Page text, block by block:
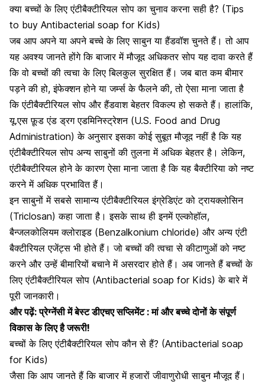
क्या बच्चों के लिए एंटीबैक्टीरियल सोप का चुनाव करना सही है? (Tips
to buy Antibacterial soap for Kids)
जब आप अपने या अपने बच्चे के लिए साबुन या हैंडवॉश चुनते हैं। तो आप
यह अवश्य जानते होंगे कि बाजार में मौजूद अधिकतर सोप यह दावा करते हैं
कि वो बच्चों की त्वचा के लिए बिलकुल सुरक्षित हैं। जब बात कम बीमार
पड़ने की हो,इंफेक्शन होने या जर्म्स के फैलने की, तो ऐसा माना जाता है
कि एंटीबैक्टीरियल सोप और हैंडवाश बेहतर विकल्प हो सकते हैं। हालांकि,
यू.एस फ़ूड एंड ड्रग एडमिनिस्ट्रेशन (U.S. Food and Drug
Administration) के अनुसार इसका कोई सुबूत मौजूद नहीं है कि यह
एंटीबैक्टीरियल सोप अन्य साबुनों की तुलना में अधिक बेहतर है। लेकिन,
एंटीबैक्टीरियल होने के कारण ऐसा माना जाता है कि यह बैक्टीरिया को नष्ट
करने में अधिक प्रभावित हैं।
इन साबुनों में सबसे सामान्य एंटीबैक्टीरियल इंग्रेडिएंट को ट्रायक्लोसिन
(Triclosan) कहा जाता है। इसके साथ ही इनमेंएल्कोहॉल,
बैन्जलकोलियम क्लोराइड (Benzalkonium chloride) और अन्य एंटी
बैक्टीरियल एजेंट्स भी होते हैं। जो बच्चों की त्वचा से कीटाणुओं को नष्ट
करने और उन्हें बीमारियों बचाने में असरदार होते हैं। अब जानते हैं बच्चों के
लिए एंटीबैक्टीरियल सोप (Antibacterial soap for Kids) के बारे में
पूरी जानकारी।
और पढ़ें:प्रेग्नेंसी में बेस्ट डीएचए सप्लिमेंट : मां और बच्चे दोनों के संपूर्ण
विकास के लिए है जरूरी!
बच्चों के लिए एंटीबैक्टीरियल सोप कौन से हैं? (Antibacterial soap
for Kids)
जैसा कि आप जानते हैं कि बाजार में हजारों जीवाणुरोधी साबुन मौजूद हैं।